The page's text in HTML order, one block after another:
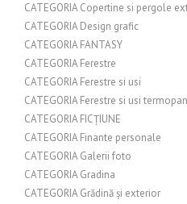
CATEGORIA Copertine si pergole
CATEGORIA Design grafic
CATEGORIA FANTASY
CATEGORIA Ferestre
CATEGORIA Ferestre si usi
CATEGORIA Ferestre si usi termopan
CATEGORIA FICȚIUNE
CATEGORIA Finante personale
CATEGORIA Galerii foto
CATEGORIA Gradina
CATEGORIA Grădină și exterior